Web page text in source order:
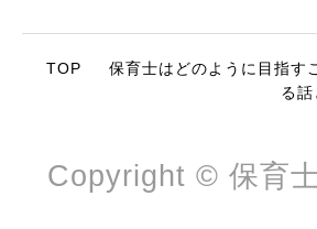
TOP 保育士はどのように目指す
る話
Copyright © 保育